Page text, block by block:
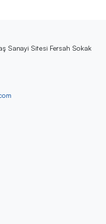
Sanayi Sitesi Fersah Sokak